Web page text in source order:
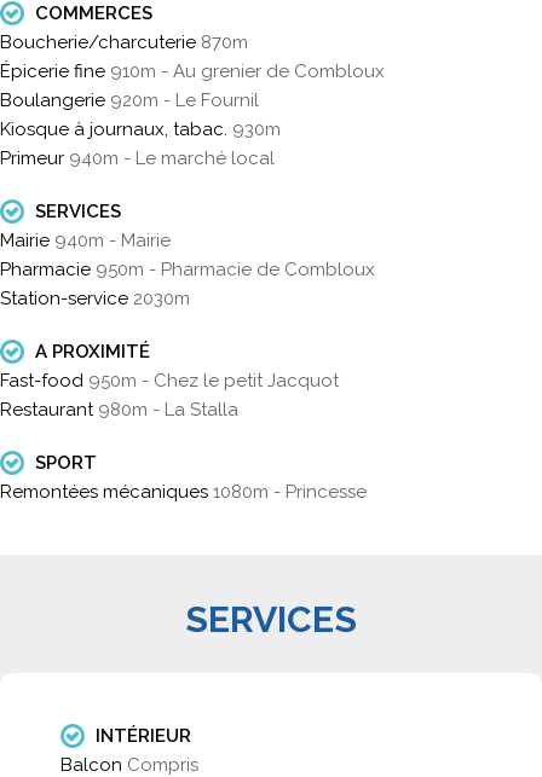
COMMERCES
Boucherie/charcuterie 870m
Épicerie fine 910m - Au grenier de Combloux
Boulangerie 920m - Le Fournil
Kiosque à journaux, tabac. 930m
Primeur 940m - Le marché local
SERVICES
Mairie 940m - Mairie
Pharmacie 950m - Pharmacie de Combloux
Station-service 2030m
A PROXIMITÉ
Fast-food 950m - Chez le petit Jacquot
Restaurant 980m - La Stalla
SPORT
Remontées mécaniques 1080m - Princesse
SERVICES
INTÉRIEUR
Balcon Compris